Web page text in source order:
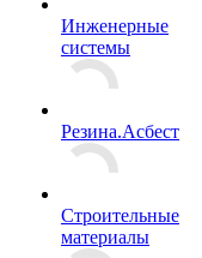
Инженерные
системы
Резина.Асбест
Строительные
материалы